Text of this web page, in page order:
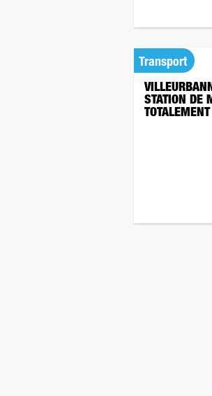
Transport
STATION DE